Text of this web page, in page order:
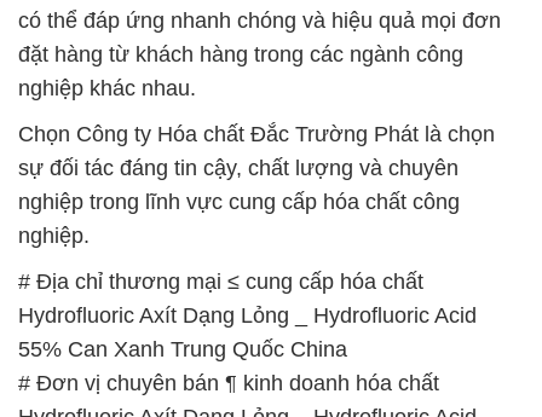
có thể đáp ứng nhanh chóng và hiệu quả mọi đơn
đặt hàng từ khách hàng trong các ngành công
nghiệp khác nhau.
Chọn Công ty Hóa chất Đắc Trường Phát là chọn
sự đối tác đáng tin cậy, chất lượng và chuyên
nghiệp trong lĩnh vực cung cấp hóa chất công
nghiệp.
# Địa chỉ thương mại ≤ cung cấp hóa chất
Hydrofluoric Axít Dạng Lỏng _ Hydrofluoric Acid
55% Can Xanh Trung Quốc China
# Đơn vị chuyên bán ¶ kinh doanh hóa chất